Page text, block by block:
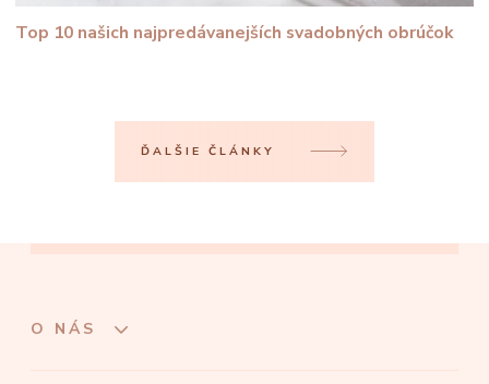
Top 10 našich najpredávanejších svadobných obrúčok
ĎALŠIE ČLÁNKY
O NÁS